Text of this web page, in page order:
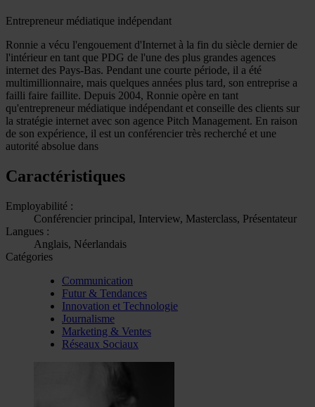
Entrepreneur médiatique indépendant
Ronnie a vécu l'engouement d'Internet à la fin du siècle dernier de
l'intérieur en tant que PDG de l'une des plus grandes agences
internet des Pays-Bas. Pendant une courte période, il a été
multimillionnaire, mais quelques années plus tard, son entreprise a
failli faire faillite. Depuis 2004, Ronnie opère en tant
qu'entrepreneur médiatique indépendant et conseille des clients sur
la stratégie internet avec son agence Pitch Management. En raison
de son expérience, il est un conférencier très recherché et une
autorité absolue dans
Caractéristiques
Employabilité :
Conférencier principal, Interview, Masterclass, Présentateur
Langues :
Anglais, Néerlandais
Catégories
Communication
Futur & Tendances
Innovation et Technologie
Journalisme
Marketing & Ventes
Réseaux Sociaux